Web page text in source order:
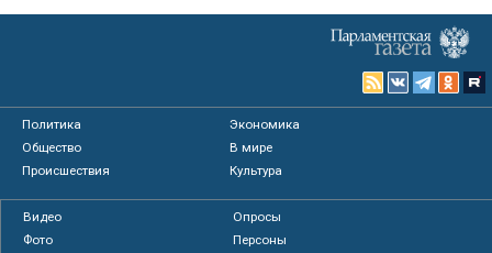
Политика
Экономика
Общество
В мире
Происшествия
Культура
Видео
Опросы
Фото
Персоны